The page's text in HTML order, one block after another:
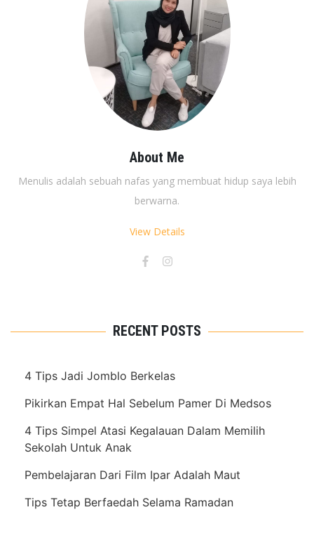
About Me
Menulis adalah sebuah nafas yang membuat hidup saya lebih
berwarna.
View Details
RECENT POSTS
4 Tips Jadi Jomblo Berkelas
Pikirkan Empat Hal Sebelum Pamer Di Medsos
4 Tips Simpel Atasi Kegalauan Dalam Memilih
Sekolah Untuk Anak
Pembelajaran Dari Film Ipar Adalah Maut
Tips Tetap Berfaedah Selama Ramadan